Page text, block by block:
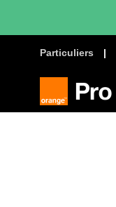
Particuliers